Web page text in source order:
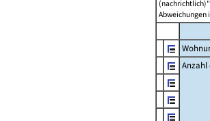
Abweichungen
Anzahl